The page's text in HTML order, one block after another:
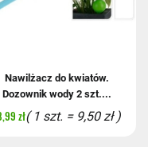
Nawilżacz do kwiatów.
Dozownik wody 2 szt....
zł( 1 szt. = 9,50 zł )